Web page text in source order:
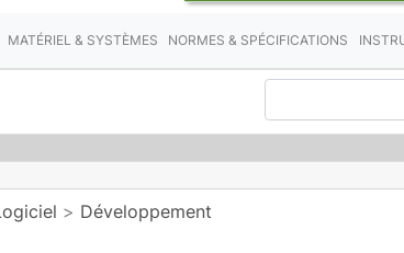
MATÉRIEL & SYSTÈMES NORMES & SPÉCIFICATIONS
> Développement